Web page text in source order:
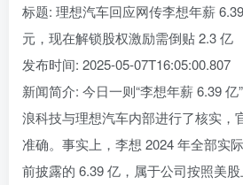
标题: 理想汽车回应网传李想年薪
元，现在解锁股权激励需倒贴 2.3 亿
发布时间: 2025-05-07T16:05:00.807
新闻简介: 今日一则“李想年薪 6.39
浪科技与理想汽车内部进行了核实，
准确。事实上，李想 2024 年全部实
前披露的 6.39 亿，属于公司按照美